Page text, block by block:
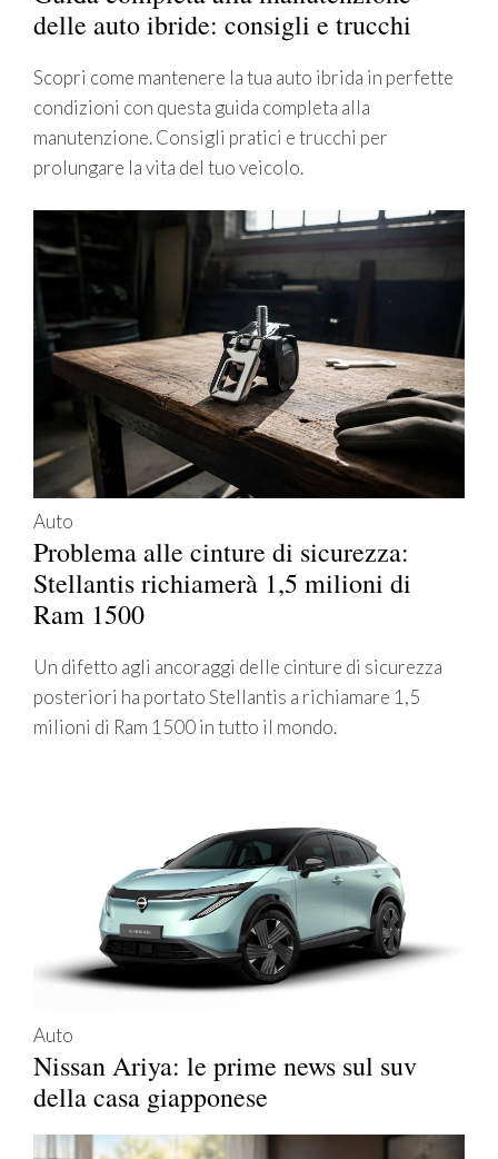
delle auto ibride: consigli e trucchi
Scopri come mantenere la tua auto ibrida in perfette
condizioni con questa guida completa alla
manutenzione. Consigli pratici e trucchi per
prolungare la vita del tuo veicolo.
Auto
Problema alle cinture di sicurezza:
Stellantis richiamerà 1,5 milioni di
Ram 1500
Un difetto agli ancoraggi delle cinture di sicurezza
posteriori ha portato Stellantis a richiamare 1,5
milioni di Ram 1500 in tutto il mondo.
Auto
Nissan Ariya: le prime news sul suv
della casa giapponese